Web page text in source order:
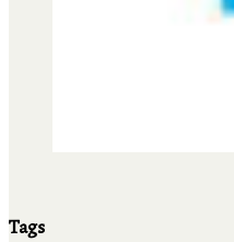
Tags